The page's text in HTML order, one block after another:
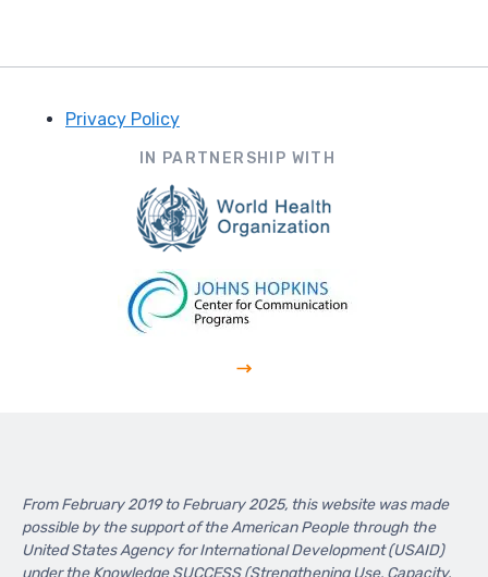
Privacy Policy
IN PARTNERSHIP WITH
From February 2019 to February 2025, this website was made
possible by the support of the American People through the
United States Agency for International Development (USAID)
under the Knowledge SUCCESS (Strengthening Use, Capacity,